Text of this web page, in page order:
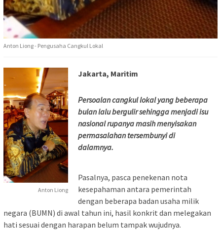
Anton Liong - Pengusaha Cangkul Lokal
Anton Liong
Jakarta, Maritim
Persoalan cangkul lokal yang beberapa
bulan lalu bergulir sehingga menjadi isu
nasional rupanya masih menyisakan
permasalahan tersembunyi di
dalamnya.
Pasalnya, pasca penekenan nota
kesepahaman antara pemerintah
dengan beberapa badan usaha milik
negara (BUMN) di awal tahun ini, hasil konkrit dan melegakan
hati sesuai dengan harapan belum tampak wujudnya.